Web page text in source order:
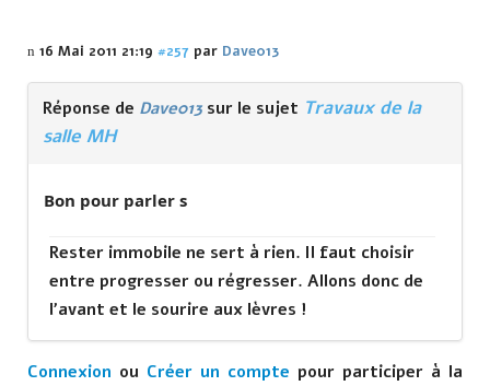
16 Mai 2011 21:19 #257 par Dave013
Réponse de Dave013 sur le sujet Travaux de la
salle MH
Bon pour parler s
Rester immobile ne sert à rien. Il faut choisir
entre progresser ou régresser. Allons donc de
l'avant et le sourire aux lèvres !
Connexion ou Créer un compte pour participer à la